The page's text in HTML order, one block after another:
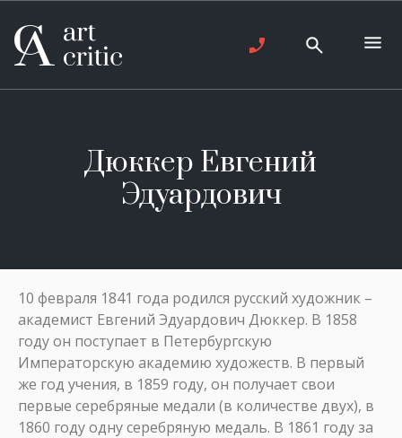
Дюккер Евгений
Эдуардович
10 февраля 1841 года родился русский художник –
академист Евгений Эдуардович Дюккер. В 1858
году он поступает в Петербургскую
Императорскую академию художеств. В первый
же год учения, в 1859 году, он получает свои
первые серебряные медали (в количестве двух), в
1860 году одну серебряную медаль. В 1861 году за